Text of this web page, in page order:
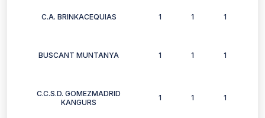
C.A. BRINKACEQUIAS 1 1 1
BUSCANT MUNTANYA 1 1 1
C.C.S.D. GOMEZMADRID
KANGURS
1 1 1